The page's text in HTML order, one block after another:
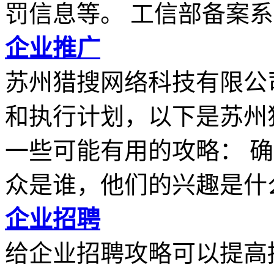
罚信息等。 工信部备案
企业推广
苏州猎搜网络科技有限
和执行计划，以下是苏
一些可能有用的攻略：
众是谁，他们的兴趣是什
企业招聘
给企业招聘攻略可以提